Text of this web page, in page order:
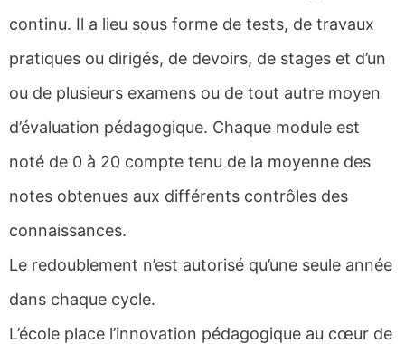
continu. Il a lieu sous forme de tests, de travaux
pratiques ou dirigés, de devoirs, de stages et d’un
ou de plusieurs examens ou de tout autre moyen
d’évaluation pédagogique. Chaque module est
noté de 0 à 20 compte tenu de la moyenne des
notes obtenues aux différents contrôles des
connaissances.
Le redoublement n’est autorisé qu’une seule année
dans chaque cycle.
L’école place l’innovation pédagogique au cœur de